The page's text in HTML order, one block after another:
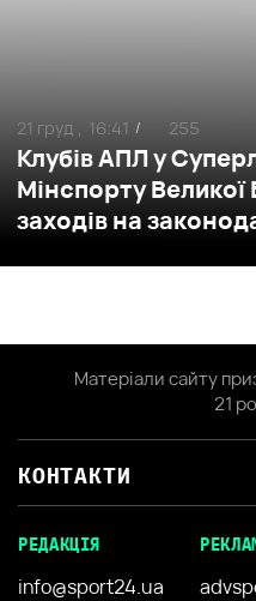
Клубів АПЛ у
Мінспорту Великої
заходів на
21 груд , 16:41 / 255
Матеріали сайту
21
КОНТАКТИ
РЕДАКЦІЯ
info@sport24.ua